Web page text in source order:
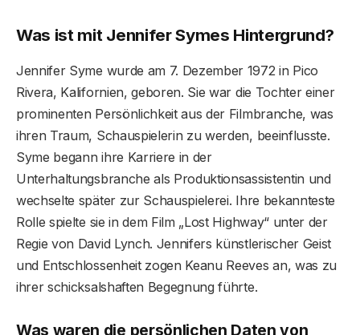
Was ist mit Jennifer Symes Hintergrund?
Jennifer Syme wurde am 7. Dezember 1972 in Pico
Rivera, Kalifornien, geboren. Sie war die Tochter einer
prominenten Persönlichkeit aus der Filmbranche, was
ihren Traum, Schauspielerin zu werden, beeinflusste.
Syme begann ihre Karriere in der
Unterhaltungsbranche als Produktionsassistentin und
wechselte später zur Schauspielerei. Ihre bekannteste
Rolle spielte sie in dem Film „Lost Highway“ unter der
Regie von David Lynch. Jennifers künstlerischer Geist
und Entschlossenheit zogen Keanu Reeves an, was zu
ihrer schicksalshaften Begegnung führte.
Was waren die persönlichen Daten von